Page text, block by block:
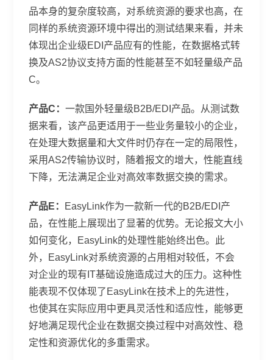
品本身的复杂度较高，对系统资源的要求也高，在
同样的系统资源环境中得出的测试结果来看，并未
体现出企业级EDI产品应有的性能，在数据格式转
换及AS2协议支持方面的性能甚至不如轻量级产品
C。
产品C：一款国外轻量级B2B/EDI产品。从测试数
据来看，该产品更适用于一些业务量较小的企业，
在处理大数据量和大文件时仍存在一定的局限性，
采用AS2传输协议时，随着报文的增大，性能直线
下降，无法满足企业对高效率数据交换的需求。
产品E： EasyLink作为一款新一代的B2B/EDI产
品，在性能上展现出了显著的优势。无论报文大小
如何变化，EasyLink的处理性能始终出色。此
外，EasyLink对系统资源的占用相对较低，不会
对企业的现有IT基础设施造成过大的压力。这种性
能表现不仅体现了EasyLink在技术上的先进性，
也使其在实际应用中更具灵活性和适应性，能够更
好地满足现代企业在数据交换过程中对高效性、稳
定性和资源优化的多重需求。